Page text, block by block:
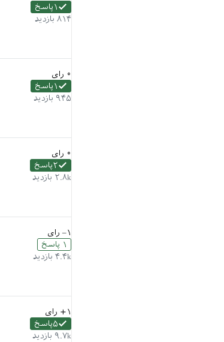
۱ پاسخ
۸۱۴ بازدید
۰ رای
۱ پاسخ
۹۴۵ بازدید
۰ رای
۲پاسخ
۲.۸k بازدید
–۱ رای
۱ پاسخ
۴.۴k بازدید
+۱ رای
۵پاسخ
۹.۷k بازدید